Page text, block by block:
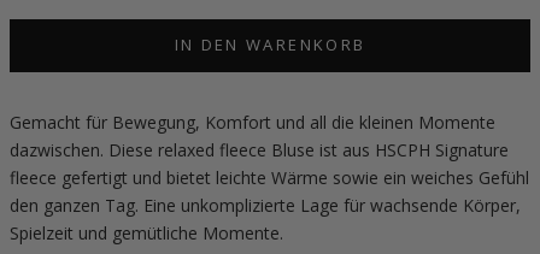
IN DEN WARENKORB
Gemacht für Bewegung, Komfort und all die kleinen Momente
dazwischen. Diese relaxed fleece Bluse ist aus HSCPH Signature
fleece gefertigt und bietet leichte Wärme sowie ein weiches Gefühl
den ganzen Tag. Eine unkomplizierte Lage für wachsende Körper,
Spielzeit und gemütliche Momente.